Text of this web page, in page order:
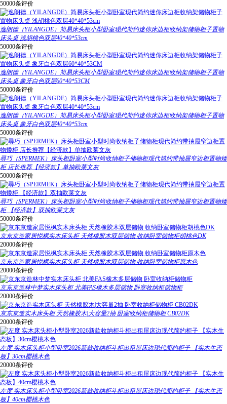
50000条评价
逸朗德（YILANGDE）简易床头柜小型卧室现代简约迷你床边柜收纳架储物柜子置物
床头桌 浅胡桃色双层40*40*53cm
50000条评价
逸朗德（YILANGDE）简易床头柜小型卧室现代简约迷你床边柜收纳架储物柜子置物
床头桌 象牙白色双层60*40*53CM
50000条评价
逸朗德（YILANGDE）简易床头柜小型卧室现代简约迷你床边柜收纳架储物柜子置物
床头桌 象牙白色双层40*40*53cm
50000条评价
尋巧（SPERMEK）床头柜卧室小型时尚收纳柜子储物柜现代简约带抽屉窄边柜置物矮
柜 店长推荐【经济款】单抽欧莱文灰
50000条评价
尋巧（SPERMEK）床头柜卧室小型时尚收纳柜子储物柜现代简约带抽屉窄边柜置物矮
柜 【经济款】双抽欧莱文灰
50000条评价
京东京造家居悦枫实木床头柜 天然橡胶木双层储物 收纳卧室储物柜胡桃色DK
20000条评价
京东京造家居悦枫实木床头柜 天然橡胶木双层储物 收纳卧室储物柜原木色
20000条评价
京东京造林中梦实木床头柜 北美FAS橡木多层储物 卧室收纳柜储物柜
20000条评价
京东京造实木床头柜 天然橡胶木|大容量2抽 卧室收纳柜储物柜 CB02DK
20000条评价
左度 实木床头柜小型卧室2026新款收纳柜斗柜出租屋床边现代简约柜子 【实木生态
板】30cm樱桃木色
20000条评价
左度 实木床头柜小型卧室2026新款收纳柜斗柜出租屋床边现代简约柜子 【实木生态
板】40cm樱桃木色